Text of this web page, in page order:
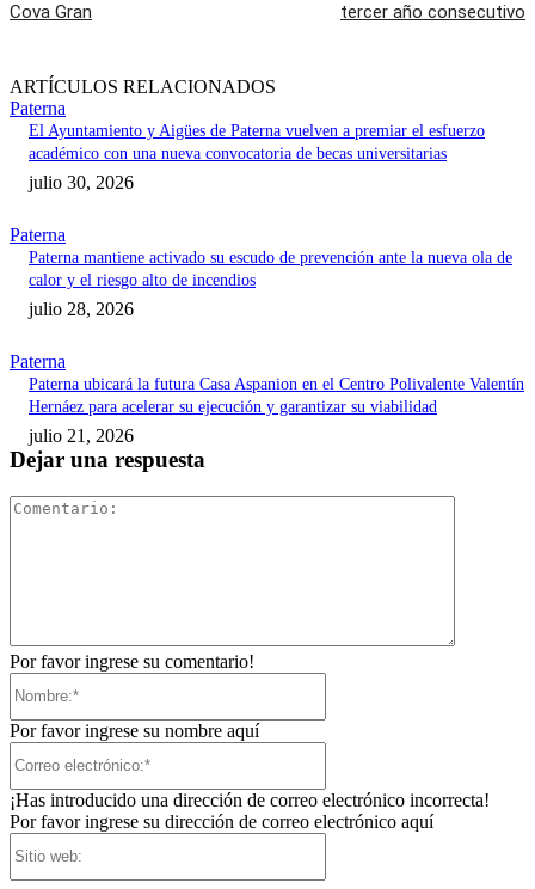
Cova Gran
tercer año consecutivo
ARTÍCULOS RELACIONADOS
Paterna
El Ayuntamiento y Aigües de Paterna vuelven a premiar el esfuerzo
académico con una nueva convocatoria de becas universitarias
julio 30, 2026
Paterna
Paterna mantiene activado su escudo de prevención ante la nueva ola de
calor y el riesgo alto de incendios
julio 28, 2026
Paterna
Paterna ubicará la futura Casa Aspanion en el Centro Polivalente Valentín
Hernáez para acelerar su ejecución y garantizar su viabilidad
julio 21, 2026
Dejar una respuesta
Por favor ingrese su comentario!
Por favor ingrese su nombre aquí
¡Has introducido una dirección de correo electrónico incorrecta!
Por favor ingrese su dirección de correo electrónico aquí